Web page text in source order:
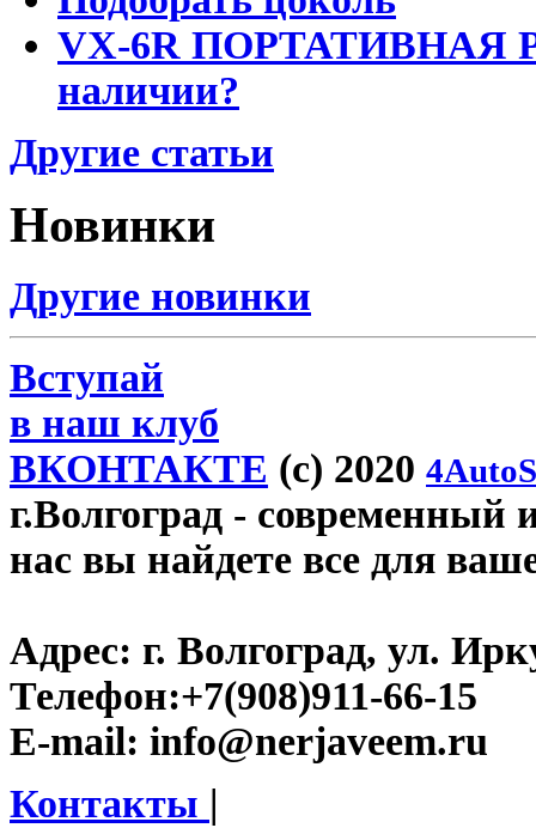
VX-6R ПОРТАТИВНАЯ
наличии?
Другие статьи
Новинки
Другие новинки
Вступай
в наш клуб
ВКОНТАКТЕ (c) 2020
г.Волгоград - современный
нас вы найдете все для
Адрес: г. Волгоград, ул.
Телефон:+7(908)911-66-15
E-mail: info@nerjaveem.ru
Контакты |